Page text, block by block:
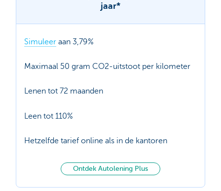
jaar*
Simuleer aan 3,79%
Maximaal 50 gram CO2-uitstoot per kilometer
Lenen tot 72 maanden
Leen tot 110%
Hetzelfde tarief online als in de kantoren
Ontdek Autolening Plus